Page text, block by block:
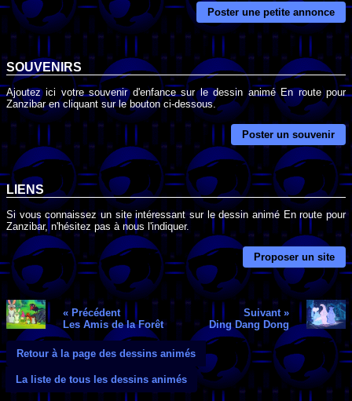
Poster une petite annonce
SOUVENIRS
Ajoutez ici votre souvenir d'enfance sur le dessin animé En route pour
Zanzibar en cliquant sur le bouton ci-dessous.
Poster un souvenir
LIENS
Si vous connaissez un site intéressant sur le dessin animé En route pour
Zanzibar, n'hésitez pas à nous l'indiquer.
Proposer un site
« Précédent
Les Amis de la Forêt
Suivant »
Ding Dang Dong
Retour à la page des dessins animés
La liste de tous les dessins animés